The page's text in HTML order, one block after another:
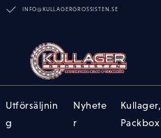
INFO@KULLAGERGROSSISTEN.SE
Utförsäljnin
g
Nyhete
r
Kullager,
Packbox